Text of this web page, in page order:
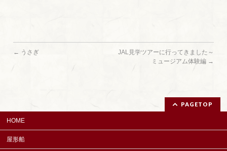
← うさぎ
JAL見学ツアーに行ってきました～
ミュージアム体験編 →
PAGETOP
HOME
屋形船